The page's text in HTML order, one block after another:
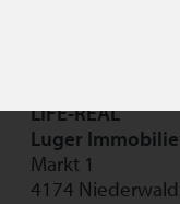
LIFE-REAL
Luger
Markt 1
4174